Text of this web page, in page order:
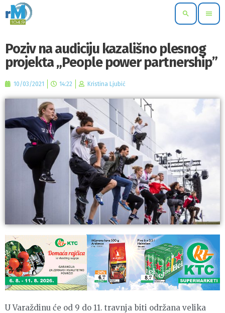
search menu
Poziv na audiciju kazališno plesnog
projekta „People power partnership”
10/03/2021 14:22 Kristina Ljubić
U Varaždinu će od 9 do 11. travnja biti održana velika